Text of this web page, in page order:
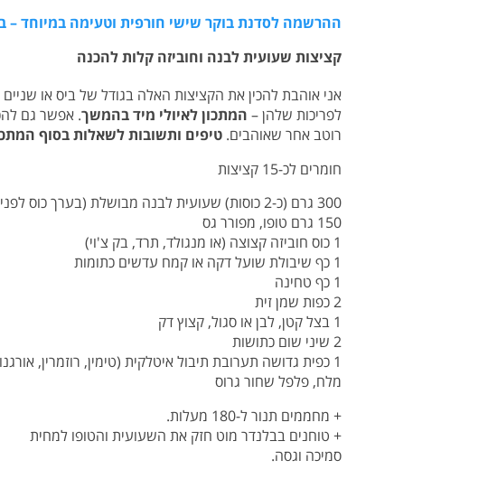
ההרשמה לסדנת בוקר שישי חורפית וטעימה במיוחד –
קציצות שעועית לבנה וחוביזה קלות להכנה
אני אוהבת להכין את הקציצות האלה בגודל של ביס או
לפריכות שלהן – המתכון לאיולי מיד בהמשך. אפשר גם
רוטב אחר שאוהבים. טיפים ותשובות לשאלות בסוף
חומרים לכ-15 קציצות
300 גרם (כ-2 כוסות) שעועית לבנה מבושלת (בערך כוס לפני הבישול)
150 גרם טופו, מפורר גס
1 כוס חוביזה קצוצה (או מנגולד, תרד, בק צ'וי)
1 כף שיבולת שועל דקה או קמח עדשים כתומות
1 כף טחינה
2 כפות שמן זית
1 בצל קטן, לבן או סגול, קצוץ דק
2 שיני שום כתושות
1 כפית גדושה תערובת תיבול איטלקית (טימין, רוזמרין, אורגנו, בזיליקום יבשים)
מלח, פלפל שחור גרוס
+ מחממים תנור ל-180 מעלות.
+ טוחנים בבלנדר מוט חזק את השעועית והטופו למחית
סמיכה וגסה.